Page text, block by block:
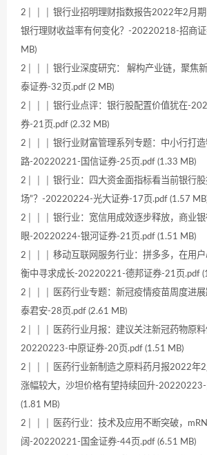
2│ │ │ 银行业招明理财指数报告2022年2月期
银行理财收益率有何变化？-20220218-招商
MB)
2│ │ │ 银行业深度研究： 解构产业链，聚焦
泰证券-32页.pdf (2 MB)
2│ │ │ 银行业点评：银行股配置价值犹在-
券-21页.pdf (2.32 MB)
2│ │ │ 银行业财富管理系列专题：中小行打造
路-20220221-国信证券-25页.pdf (1.33 MB)
2│ │ │ 银行业：四大资金面指标看当前银行股
场”？-20220224-光大证券-17页.pdf (1.57
2│ │ │ 银行业：宽信用成效逐步释放，商业
眼-20220224-银河证券-21页.pdf (1.51 MB)
2│ │ │ 移动互联网服务行业：拼多多，在用
衡中寻求成长-20220221-德邦证券-21页.pdf
2│ │ │ 医药行业专题：新冠疫情疫苗周度进
泰君安-28页.pdf (2.61 MB)
2│ │ │ 医药行业月报：建议关注新冠药物原料
20220223-中原证券-20页.pdf (1.51 MB)
2│ │ │ 医药行业新制造之原料药月报2022年2
涨幅较大，沙坦价格有望持续回升-
(1.81 MB)
2│ │ │ 医药行业：技术及应用不断突破，
阔-20220221-国金证券-44页.pdf (6.51 MB)